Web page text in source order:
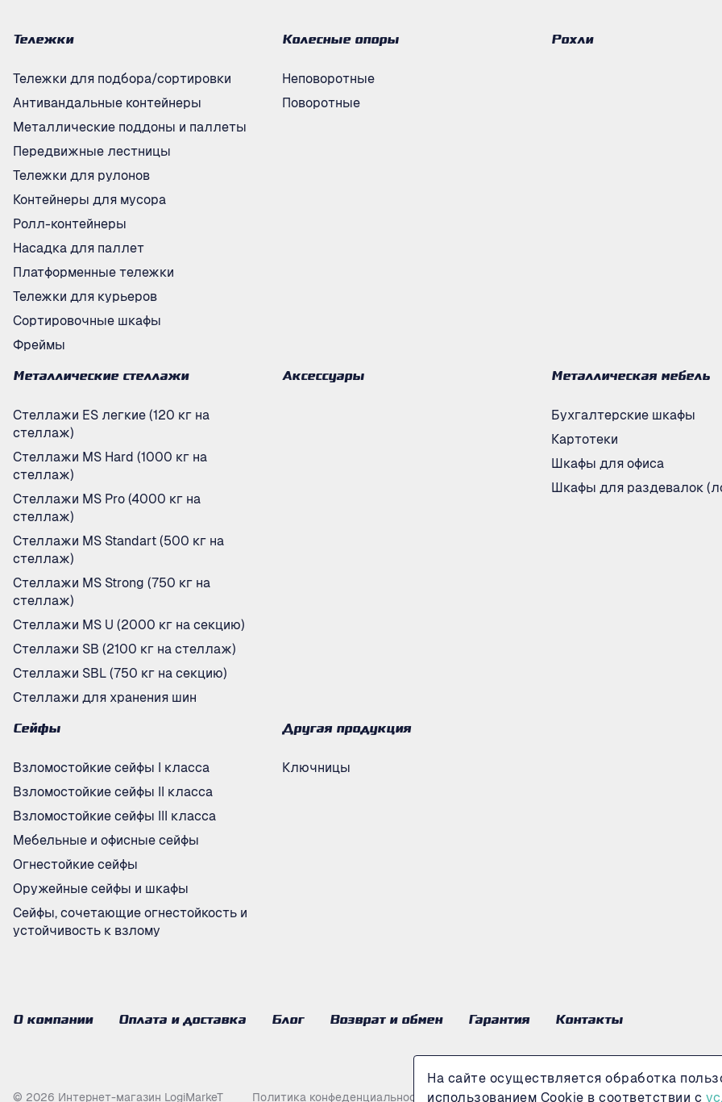
Тележки
Тележки для подбора/сортировки
Антивандальные контейнеры
Металлические поддоны и паллеты
Передвижные лестницы
Тележки для рулонов
Контейнеры для мусора
Ролл-контейнеры
Насадка для паллет
Платформенные тележки
Тележки для курьеров
Сортировочные шкафы
Фреймы
Колесные опоры
Неповоротные
Поворотные
Рохли
Металлические стеллажи
Стеллажи ES легкие (120 кг на
стеллаж)
Стеллажи MS Hard (1000 кг на
стеллаж)
Стеллажи MS Pro (4000 кг на
стеллаж)
Стеллажи MS Standart (500 кг на
стеллаж)
Стеллажи MS Strong (750 кг на
стеллаж)
Стеллажи MS U (2000 кг на секцию)
Стеллажи SB (2100 кг на стеллаж)
Стеллажи SBL (750 кг на секцию)
Стеллажи для хранения шин
Аксессуары Металлическая мебель
Бухгалтерские шкафы
Картотеки
Шкафы для офиса
Шкафы для раздевалок
Сейфы
Взломостойкие сейфы I класса
Взломостойкие сейфы II класса
Взломостойкие сейфы III класса
Мебельные и офисные сейфы
Огнестойкие сейфы
Оружейные сейфы и шкафы
Сейфы, сочетающие огнестойкость и
устойчивость к взлому
Другая продукция
Ключницы
О компании Оплата и доставка Блог Возврат и обмен Гарантия Контакты
© 2026 Интернет-магазин LogiMarkeT Политика конфеденциальности
На сайте осуществляется обработка
использованием Cookie в соответствии с